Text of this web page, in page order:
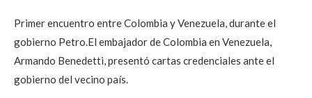
Primer encuentro entre Colombia y Venezuela, durante el
gobierno Petro.El embajador de Colombia en Venezuela,
Armando Benedetti, presentó cartas credenciales ante el
gobierno del vecino país.